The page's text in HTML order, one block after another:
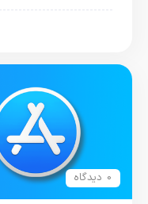
0 دیدگاه